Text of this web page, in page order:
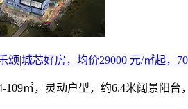
颂|城芯好房，均价29000 元/㎡起，70
109㎡，灵动户型，约6.4米阔景阳